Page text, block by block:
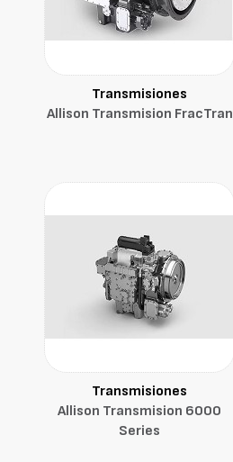
Transmisiones
Allison Transmision FracTran
Transmisiones
Allison Transmision 6000
Series